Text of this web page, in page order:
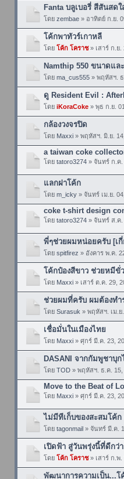
Fanta บลูเบอรี่ สีสันสดใ
โดย zembae» อาทิตย์ ก.ย.
โค้กพาทัวร์เกาหลี
โดย โค้ก โคราช» เสาร์ ก.ย.
Namthip 550 ขนาดแล
โดย ma_cus555» พฤหัสฯ. ธ
ดู Resident Evil :
โดย iKoraCoke» พุธ ก.ย.
กล้องวงจรปิด
โดย Maxxi» พฤหัสฯ. มิ.ย.
a taiwan coke
โดย tatoro3274» จันทร์ ก.ค.
แลกฝาโค้ก
โดย m_icky» จันทร์ เม.ย.
coke t-shirt design
โดย tatoro3274» จันทร์ ส.ค.
พี่ๆช่วยผมหน่อยครับ [เ
โดย spitfirez » อังคาร พ.ค.
โค้กป๋องสีขาว ช่วยหมีขั่
โดย Maxxi» เสาร์ ต.ค. 29,
ช่วยผมที่ครับ ผมต้องทำ
โดย Surasuk » พฤหัสฯ. เม.ย
เชื่อมั่นในเมืองไทย
โดย Maxxi» ศุกร์ มี.ค. 23,
DASANI จากกัมพูชาบุก
โดย TOD» พฤหัสฯ. ธ.ค. 15,
Move to the Beat of
โดย Maxxi» ศุกร์ มี.ค. 23,
ไม่มีทีเก็บของสะสมโค้ก
โดย tagonmail» จันทร์ มี.ค.
เปิดฟ้า สู่วันพรุ่งนี้ที่ดีกว่
โดย โค้ก โคราช» เสาร์ ก.พ.
พัฒนาการความเป็น...โ